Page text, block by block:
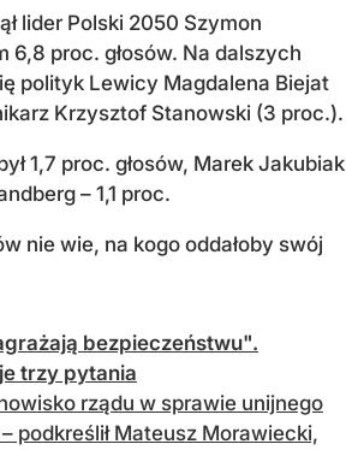
lider Polski 2050 Szymon
6,8 proc. głosów. Na dalszych
polityk Lewicy Magdalena Biejat
Krzysztof Stanowski (3 proc.).
1,7 proc. głosów, Marek Jakubiak
– 1,1 proc.
nie wie, na kogo oddałoby swój
bezpieczeństwu".
trzy pytania
rządu w sprawie unijnego
podkreślił Mateusz Morawiecki,